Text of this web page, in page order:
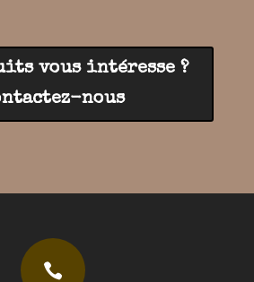
vous intéresse ?
nous
